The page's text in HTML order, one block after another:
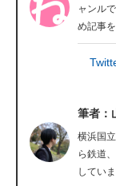
ITエンジニア向
企業向けIT製品
製造業のIT導入
モノづくり技術
ャンル
め記事
筆者：
横浜国
ら鉄道
してい